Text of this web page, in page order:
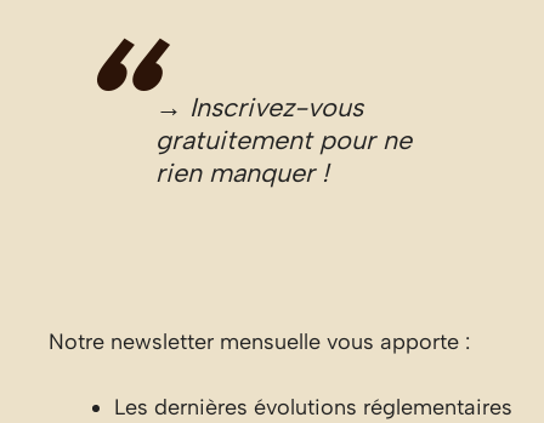
→ Inscrivez-vous
gratuitement pour ne
rien manquer !
Notre newsletter mensuelle vous apporte :
Les dernières évolutions réglementaires